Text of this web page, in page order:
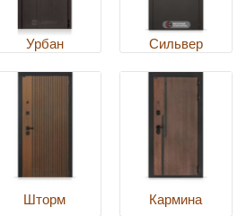
Урбан Сильвер
Шторм Кармина